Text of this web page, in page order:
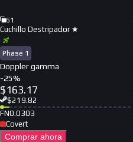
61
Cuchillo Destripador ★
Phase 1
Doppler gamma
-25%
$163.17
$219.82
FN0.0303
Covert
Comprar ahora